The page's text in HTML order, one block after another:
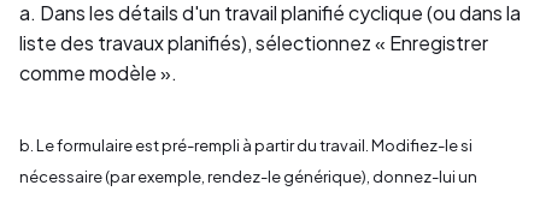
a. Dans les détails d'un travail planifié cyclique (ou dans la
liste des travaux planifiés), sélectionnez « Enregistrer
comme modèle ».
b. Le formulaire est pré-rempli à partir du travail. Modifiez-le si
nécessaire (par exemple, rendez-le générique), donnez-lui un